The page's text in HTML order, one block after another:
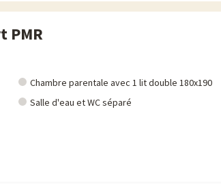
PMR
Chambre parentale avec 1 lit double 180x190
Salle d'eau et WC séparé